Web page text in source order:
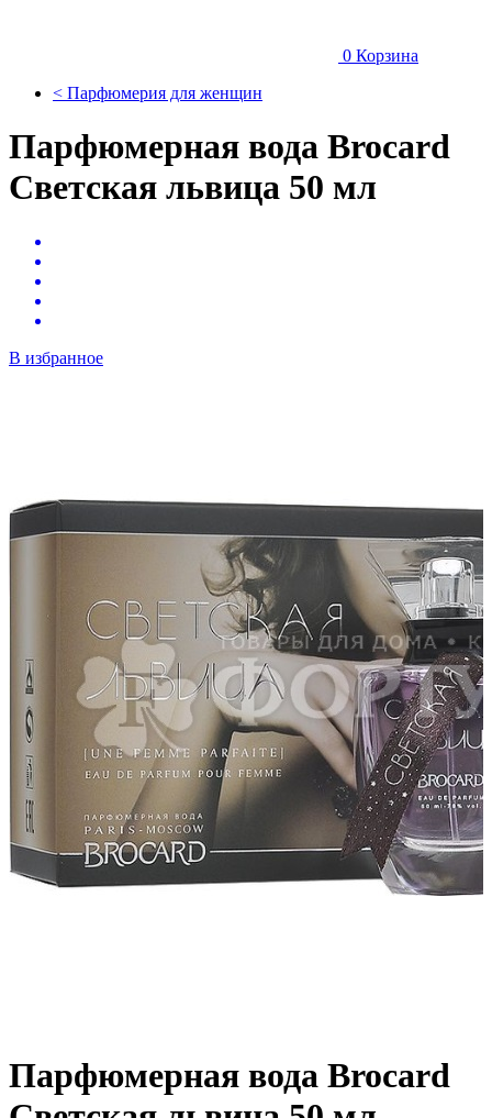
0 Корзина
< Парфюмерия для женщин
Парфюмерная вода Brocard
Светская львица 50 мл
В избранное
Парфюмерная вода Brocard